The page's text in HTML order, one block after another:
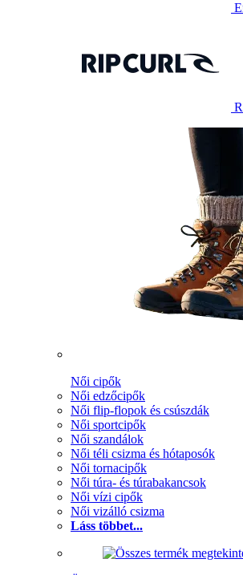
Női cipők
Női edzőcipők
Női flip-flopok és csúszdák
Női sportcipők
Női szandálok
Női téli csizma és hótaposók
Női tornacipők
Női túra- és túrabakancsok
Női vízi cipők
Női vizálló csizma
Láss többet...